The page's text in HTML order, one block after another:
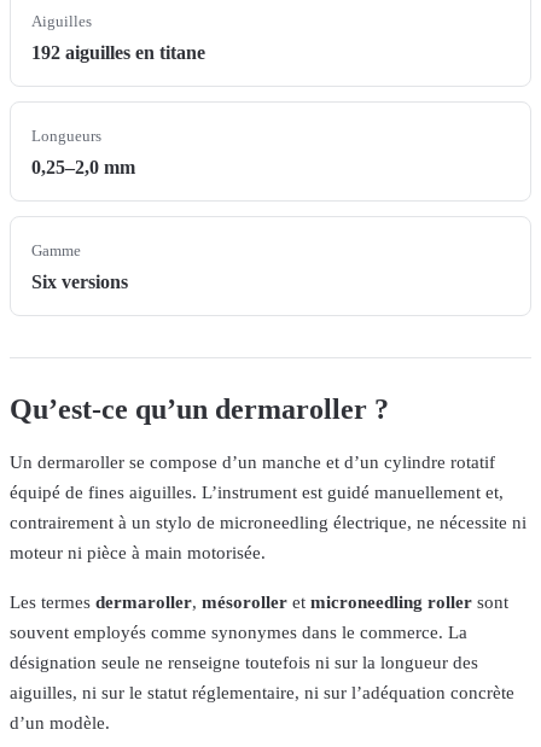
Aiguilles
192 aiguilles en titane
Longueurs
0,25–2,0 mm
Gamme
Six versions
Qu’est-ce qu’un dermaroller ?
Un dermaroller se compose d’un manche et d’un cylindre rotatif
équipé de fines aiguilles. L’instrument est guidé manuellement et,
contrairement à un stylo de microneedling électrique, ne nécessite ni
moteur ni pièce à main motorisée.
Les termes dermaroller, mésoroller et microneedling roller sont
souvent employés comme synonymes dans le commerce. La
désignation seule ne renseigne toutefois ni sur la longueur des
aiguilles, ni sur le statut réglementaire, ni sur l’adéquation concrète
d’un modèle.